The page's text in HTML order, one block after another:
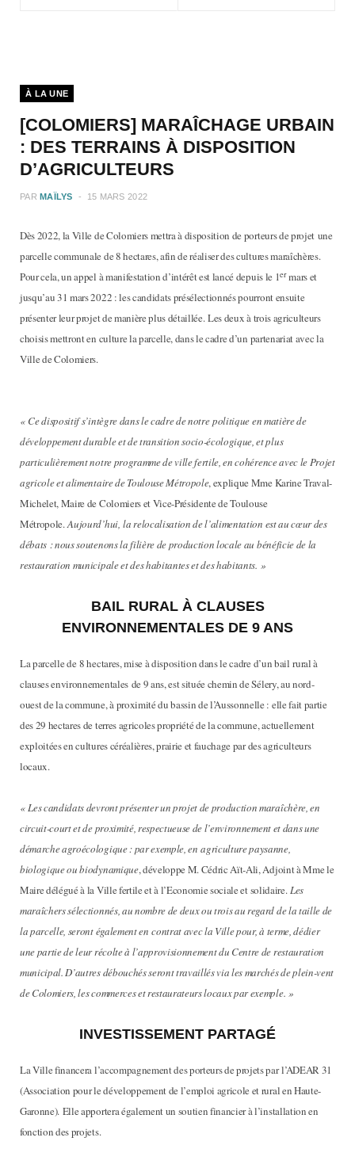
À LA UNE
[COLOMIERS] MARAÎCHAGE URBAIN
: DES TERRAINS À DISPOSITION
D’AGRICULTEURS
PAR MAÏLYS 15 MARS 2022
Dès 2022, la Ville de Colomiers mettra à disposition de porteurs de projet une
parcelle communale de 8 hectares, afin de réaliser des cultures maraîchères.
Pour cela, un appel à manifestation d’intérêt est lancé depuis le 1ermars et
jusqu’au 31 mars 2022 : les candidats présélectionnés pourront ensuite
présenter leur projet de manière plus détaillée. Les deux à trois agriculteurs
choisis mettront en culture la parcelle, dans le cadre d’un partenariat avec la
Ville de Colomiers.
« Ce dispositif s’intègre dans le cadre de notre politique en matière de
développement durable et de transition socio-écologique, et plus
particulièrement notre programme de ville fertile, en cohérence avec le Projet
agricole et alimentaire de Toulouse Métropole, explique Mme Karine Traval-
Michelet, Maire de Colomiers et Vice-Présidente de Toulouse
Métropole.Aujourd’hui, la relocalisation de l’alimentation est au cœur des
débats : nous soutenons la filière de production locale au bénéficie de la
restauration municipale et des habitantes et des habitants. »
BAIL RURAL À CLAUSES
ENVIRONNEMENTALES DE 9 ANS
La parcelle de 8 hectares, mise à disposition dans le cadre d’un bail rural à
clauses environnementales de 9 ans, est située chemin de Sélery, au nord-
ouest de la commune, à proximité du bassin de l’Aussonnelle : elle fait partie
des 29 hectares de terres agricoles propriété de la commune, actuellement
exploitées en cultures céréalières, prairie et fauchage par des agriculteurs
locaux.
« Les candidats devront présenter un projet de production maraîchère, en
circuit-court et de proximité, respectueuse de l’environnement et dans une
démarche agroécologique : par exemple, en agriculture paysanne,
biologique ou biodynamique, développe M. Cédric Aït-Ali, Adjoint à Mme le
Maire délégué à la Ville fertile et à l’Economie sociale et solidaire.Les
maraîchers sélectionnés, au nombre de deux ou trois au regard de la taille de
la parcelle, seront également en contrat avec la Ville pour, à terme, dédier
une partie de leur récolte à l’approvisionnement du Centre de restauration
municipal. D’autres débouchés seront travaillés via les marchés de plein-vent
de Colomiers, les commerces et restaurateurs locaux par exemple. »
INVESTISSEMENT PARTAGÉ
La Ville financera l’accompagnement des porteurs de projets par l’ADEAR 31
(Association pour le développement de l’emploi agricole et rural en Haute-
Garonne). Elle apportera également un soutien financier à l’installation en
fonction des projets.